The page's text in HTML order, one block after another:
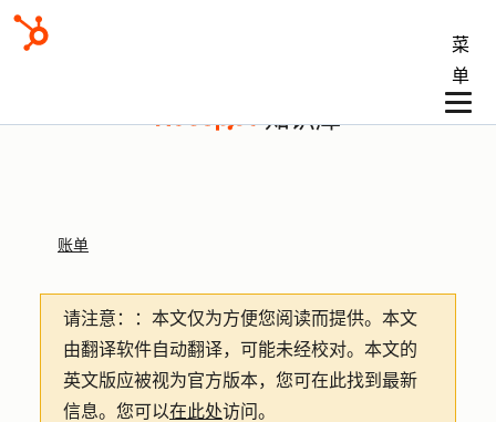
菜
单
知识库
账单
请注意： ：本文仅为方便您阅读而提供。 本文
由翻译软件自动翻译，可能未经校对。本文的
英文版应被视为官方版本，您可在此找到最新
信息。您可以在此处访问。